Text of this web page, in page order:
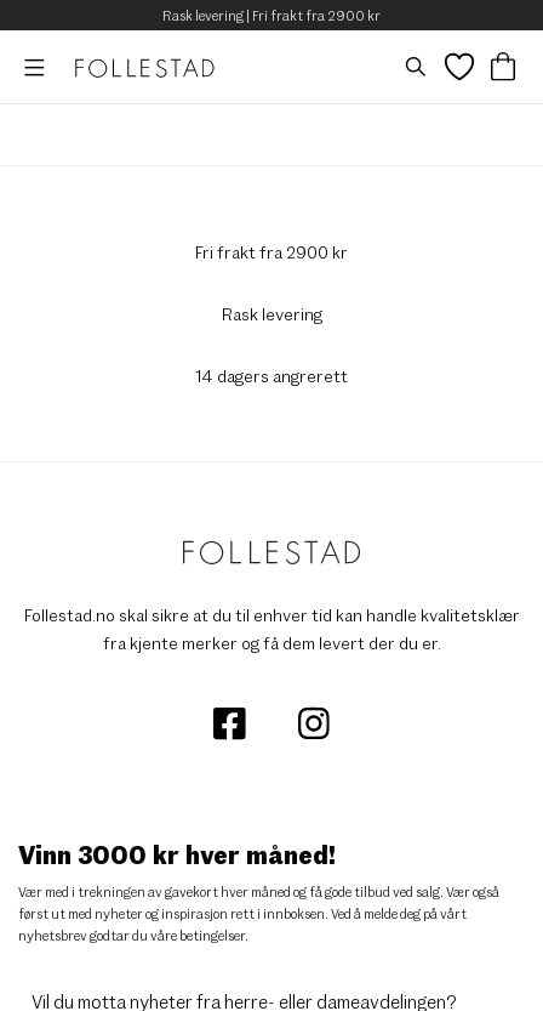
Rask levering | Fri frakt fra 2900 kr
Fri frakt fra 2900 kr
Rask levering
14 dagers angrerett
Follestad.no skal sikre at du til enhver tid kan handle kvalitetsklær
fra kjente merker og få dem levert der du er.
Vinn 3000 kr hver måned!
Vær med i trekningen av gavekort hver måned og få gode tilbud ved salg. Vær også
først ut med nyheter og inspirasjon rett i innboksen. Ved å melde deg på vårt
nyhetsbrev godtar du våre betingelser.
Vil du motta nyheter fra herre- eller dameavdelingen?